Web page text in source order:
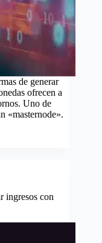
de generar
ofrecen a
Uno de
«masternode».
ingresos con